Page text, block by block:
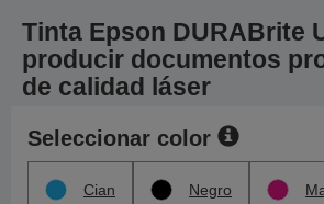
Tinta Epson DURABrite
producir documentos
de calidad láser
Seleccionar color
Cian Negro